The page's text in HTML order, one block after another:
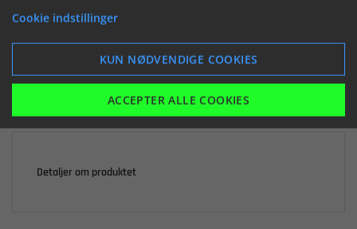
80,78 kr.
LÆG I KURV
Detaljer om produktet
Cookie indstillinger
KUN NØDVENDIGE COOKIES
ACCEPTER ALLE COOKIES